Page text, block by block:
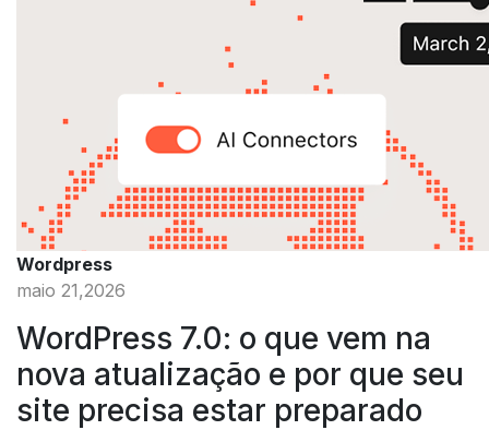
Wordpress
maio 21,2026
WordPress 7.0: o que vem na
nova atualização e por que seu
site precisa estar preparado